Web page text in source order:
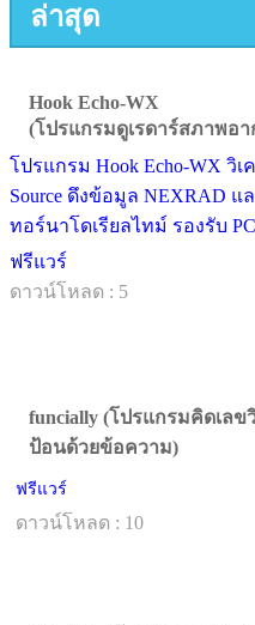
ล่าสุด
Hook Echo-WX
(โปรแกรมดูเรดาร์สภาพอ
โปรแกรม Hook Echo-WX วิ
Source ดึงข้อมูล NEXRAD
ทอร์นาโดเรียลไทม์ รองรับ
ฟรีแวร์
ดาวน์โหลด : 5
funcially (โปรแกรมคิดเล
ป้อนด้วยข้อความ)
ฟรีแวร์
ดาวน์โหลด : 10